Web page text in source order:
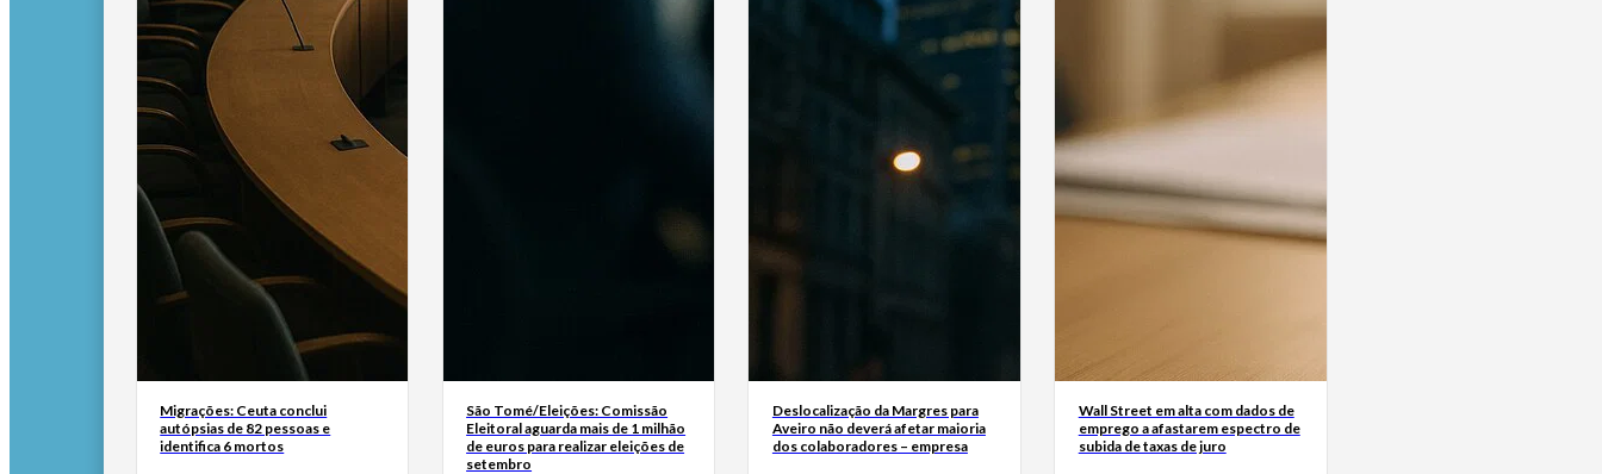
Migrações: Ceuta conclui
autópsias de 82 pessoas e
identifica 6 mortos
São Tomé/Eleições: Comissão
Eleitoral aguarda mais de 1 milhão
de euros para realizar eleições de
setembro
Deslocalização da Margres para
Aveiro não deverá afetar maioria
dos colaboradores – empresa
Wall Street em alta com dados de
emprego a afastarem espectro de
subida de taxas de juro